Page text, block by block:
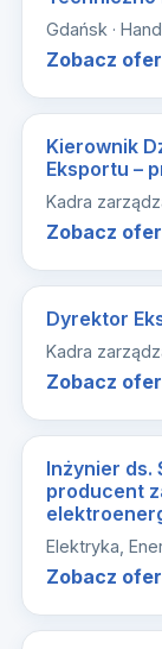
Gdańsk ·
Zobacz
Kierownik
Eksportu –
Kadra
Zobacz
Dyrektor
Kadra
Zobacz
Inżynier ds.
producent
Elektryka,
Zobacz